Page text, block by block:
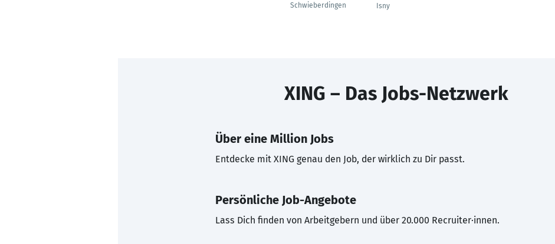
Schwieberdingen
Isny
XING – Das Jobs-Netzwerk
Über eine Million Jobs
Entdecke mit XING genau den Job, der wirklich zu Dir passt.
Persönliche Job-Angebote
Lass Dich finden von Arbeitgebern und über 20.000 Recruiter·innen.